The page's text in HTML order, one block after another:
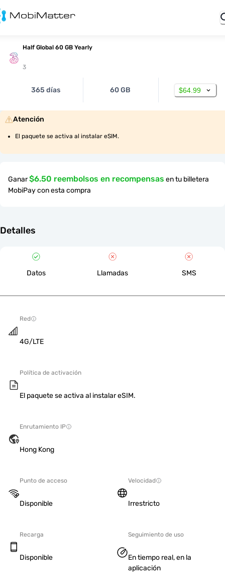
Half Global 60 GB Yearly
3
365 días 60 GB $64.99
Atención
El paquete se activa al instalar eSIM.
Ganar$6.50 reembolsos en recompensas en tu billetera
MobiPay con esta compra
Detalles
Datos Llamadas SMS
Red
4G/LTE
Política de activación
El paquete se activa al instalar eSIM.
Enrutamiento IP
Hong Kong
Punto de acceso
Disponible
Velocidad
Irrestricto
Recarga
Disponible
Seguimiento de uso
En tiempo real, en la
aplicación